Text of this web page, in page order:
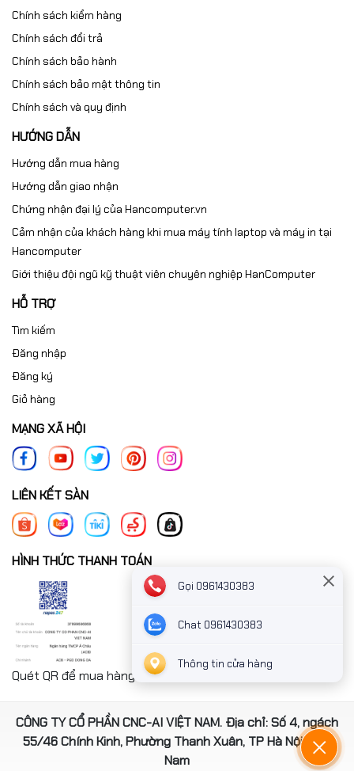
Chính sách kiểm hàng
Chính sách đổi trả
Chính sách bảo hành
Chính sách bảo mật thông tin
Chính sách và quy định
HƯỚNG DẪN
Hướng dẫn mua hàng
Hướng dẫn giao nhận
Chứng nhận đại lý của Hancomputer.vn
Cảm nhận của khách hàng khi mua máy tính laptop và máy in tại
Hancomputer
Giới thiệu đội ngũ kỹ thuật viên chuyên nghiệp HanComputer
HỖ TRỢ
Tìm kiếm
Đăng nhập
Đăng ký
Giỏ hàng
MẠNG XÃ HỘI
LIÊN KẾT SÀN
HÌNH THỨC THANH TOÁN
Quét QR để mua hàng nhanh chóng thanh toán công ty
CÔNG TY CỔ PHẦN CNC-AI VIỆT NAM. Địa chỉ: Số 4, ngách
55/46 Chính Kinh, Phường Thanh Xuân, TP Hà Nội, Việt
Nam
Gọi 0961430383
Chat 0961430383
Thông tin cửa hàng